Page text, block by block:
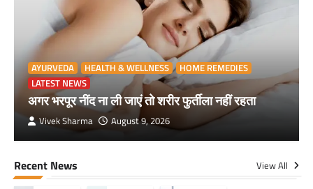
AYURVEDA HEALTH & WELLNESS
HOME REMEDIES
LATEST NEWS
अगर भरपूर नींद ना ली जाएं तो शरीर फुर्तीला नहीं रहता
Vivek Sharma August 9, 2026
Recent News View All